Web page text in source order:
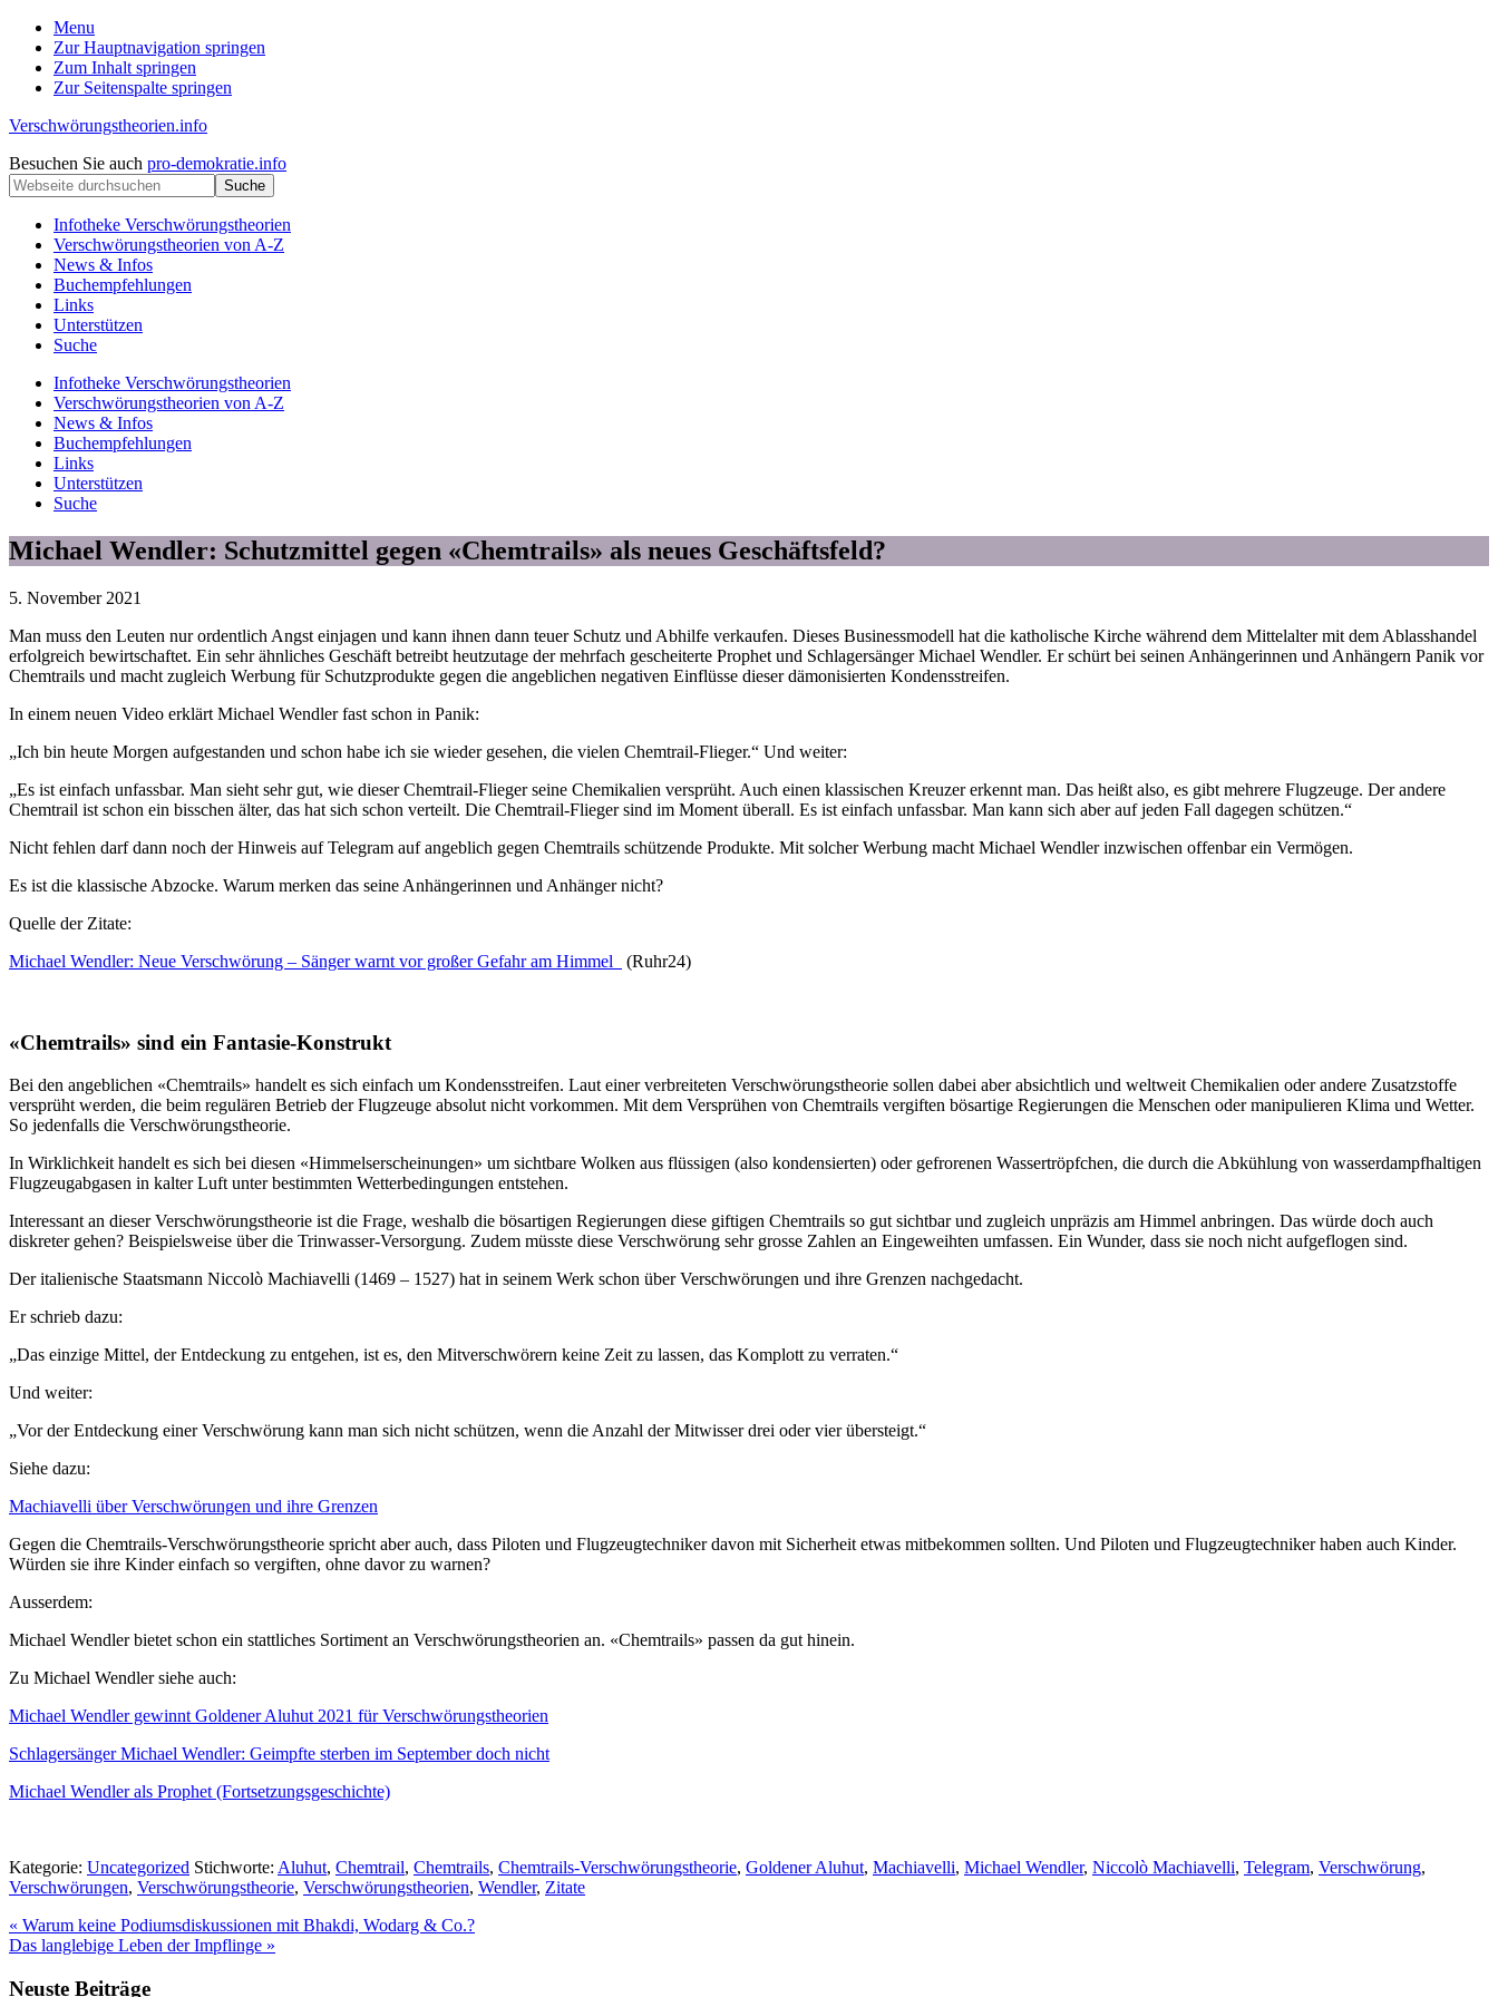
Menu
Zur Hauptnavigation springen
Zum Inhalt springen
Zur Seitenspalte springen
Verschwörungstheorien.info
Beiträge
zu
Merkmalen,
Funktionen
Risiken
konspirationistischen
Denkens
Kopfzeile
rechts
Besuchen Sie auch pro-demokratie.info
Webseite
durchsuchen
Infotheke Verschwörungstheorien
Verschwörungstheorien von A-Z
News & Infos
Buchempfehlungen
Links
Unterstützen
Suche
Infotheke Verschwörungstheorien
Verschwörungstheorien von A-Z
News & Infos
Buchempfehlungen
Links
Unterstützen
Suche
Michael Wendler: Schutzmittel gegen «Chemtrails» als neues Geschäftsfeld?
5. November 2021
Man muss den Leuten nur ordentlich Angst einjagen und kann ihnen dann teuer Schutz und Abhilfe verkaufen. Dieses Businessmodell hat die katholische Kirche während dem Mittelalter mit dem Ablasshandel
erfolgreich bewirtschaftet. Ein sehr ähnliches Geschäft betreibt heutzutage der mehrfach gescheiterte Prophet und Schlagersänger Michael Wendler. Er schürt bei seinen Anhängerinnen und Anhängern Panik vor
Chemtrails und macht zugleich Werbung für Schutzprodukte gegen die angeblichen negativen Einflüsse dieser dämonisierten Kondensstreifen.
In einem neuen Video erklärt Michael Wendler fast schon in Panik:
„Ich bin heute Morgen aufgestanden und schon habe ich sie wieder gesehen, die vielen Chemtrail-Flieger.“ Und weiter:
„Es ist einfach unfassbar. Man sieht sehr gut, wie dieser Chemtrail-Flieger seine Chemikalien versprüht. Auch einen klassischen Kreuzer erkennt man. Das heißt also, es gibt mehrere Flugzeuge. Der andere
Chemtrail ist schon ein bisschen älter, das hat sich schon verteilt. Die Chemtrail-Flieger sind im Moment überall. Es ist einfach unfassbar. Man kann sich aber auf jeden Fall dagegen schützen.“
Nicht fehlen darf dann noch der Hinweis auf Telegram auf angeblich gegen Chemtrails schützende Produkte. Mit solcher Werbung macht Michael Wendler inzwischen offenbar ein Vermögen.
Es ist die klassische Abzocke. Warum merken das seine Anhängerinnen und Anhänger nicht?
Quelle der Zitate:
Michael Wendler: Neue Verschwörung – Sänger warnt vor großer Gefahr am Himmel
(Ruhr24)
«Chemtrails» sind ein Fantasie-Konstrukt
Bei den angeblichen «Chemtrails» handelt es sich einfach um Kondensstreifen. Laut einer verbreiteten Verschwörungstheorie sollen dabei aber absichtlich und weltweit Chemikalien oder andere Zusatzstoffe
versprüht werden, die beim regulären Betrieb der Flugzeuge absolut nicht vorkommen. Mit dem Versprühen von Chemtrails vergiften bösartige Regierungen die Menschen oder manipulieren Klima und Wetter.
So jedenfalls die Verschwörungstheorie.
In Wirklichkeit handelt es sich bei diesen «Himmelserscheinungen» um sichtbare Wolken aus flüssigen (also kondensierten) oder gefrorenen Wassertröpfchen, die durch die Abkühlung von wasserdampfhaltigen
Flugzeugabgasen in kalter Luft unter bestimmten Wetterbedingungen entstehen.
Interessant an dieser Verschwörungstheorie ist die Frage, weshalb die bösartigen Regierungen diese giftigen Chemtrails so gut sichtbar und zugleich unpräzis am Himmel anbringen. Das würde doch auch
diskreter gehen? Beispielsweise über die Trinwasser-Versorgung. Zudem müsste diese Verschwörung sehr grosse Zahlen an Eingeweihten umfassen. Ein Wunder, dass sie noch nicht aufgeflogen sind.
Der italienische Staatsmann Niccolò Machiavelli (1469 – 1527) hat in seinem Werk schon über Verschwörungen und ihre Grenzen nachgedacht.
Er schrieb dazu:
„Das einzige Mittel, der Entdeckung zu entgehen, ist es, den Mitverschwörern keine Zeit zu lassen, das Komplott zu verraten.“
Und weiter:
„Vor der Entdeckung einer Verschwörung kann man sich nicht schützen, wenn die Anzahl der Mitwisser drei oder vier übersteigt.“
Siehe dazu:
Machiavelli über Verschwörungen und ihre Grenzen
Gegen die Chemtrails-Verschwörungstheorie spricht aber auch, dass Piloten und Flugzeugtechniker davon mit Sicherheit etwas mitbekommen sollten. Und Piloten und Flugzeugtechniker haben auch Kinder.
Würden sie ihre Kinder einfach so vergiften, ohne davor zu warnen?
Ausserdem:
Michael Wendler bietet schon ein stattliches Sortiment an Verschwörungstheorien an. «Chemtrails» passen da gut hinein.
Zu Michael Wendler siehe auch:
Michael Wendler gewinnt Goldener Aluhut 2021 für Verschwörungstheorien
Schlagersänger Michael Wendler: Geimpfte sterben im September doch nicht
Michael Wendler als Prophet (Fortsetzungsgeschichte)
Kategorie: Uncategorized Stichworte: Aluhut, Chemtrail, Chemtrails, Chemtrails-Verschwörungstheorie, Goldener Aluhut, Machiavelli, Michael Wendler, Niccolò Machiavelli, Telegram, Verschwörung,
Verschwörungen, Verschwörungstheorie, Verschwörungstheorien, Wendler, Zitate
Vorheriger
Beitrag:
« Warum keine Podiumsdiskussionen mit Bhakdi, Wodarg & Co.?
Nächster
Das langlebige Leben der Impflinge »
Seitenspalte
Neuste Beiträge